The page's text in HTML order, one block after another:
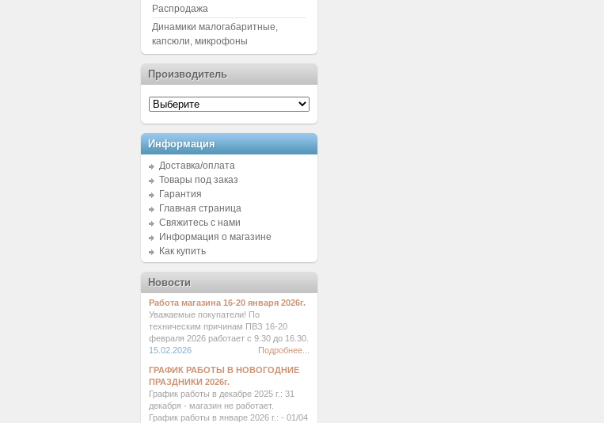
Распродажа
Динамики малогабаритные,
капсюли, микрофоны
Производитель
Информация
Доставка/оплата
Товары под заказ
Гарантия
Главная страница
Свяжитесь с нами
Информация о магазине
Как купить
Новости
Работа магазина 16-20 января 2026г.
Уважаемые покупатели! По
техническим причинам ПВЗ 16-20
февраля 2026 работает с 9.30 до 16.30.
15.02.2026
Подробнее...
ГРАФИК РАБОТЫ В НОВОГОДНИЕ
ПРАЗДНИКИ 2026г.
График работы в декабре 2025 г.: 31
декабря - магазин не работает.
График работы в январе 2026 г.: - 01/04